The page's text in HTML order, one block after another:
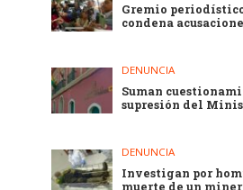
Gremio
condena
DENUNCIA
Suman
supresión del
DENUNCIA
Investigan por
muerte de un